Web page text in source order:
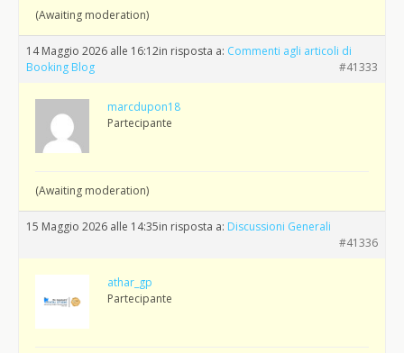
(Awaiting moderation)
14 Maggio 2026 alle 16:12in risposta a: Commenti agli articoli di
Booking Blog
#41333
marcdupon18
Partecipante
(Awaiting moderation)
15 Maggio 2026 alle 14:35in risposta a: Discussioni Generali
#41336
athar_gp
Partecipante